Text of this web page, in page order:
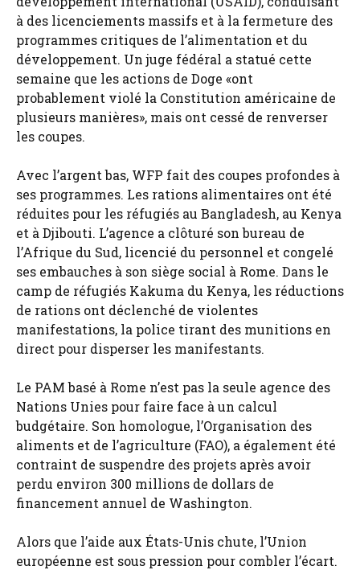
à des licenciements massifs et à la fermeture des
programmes critiques de l’alimentation et du
développement. Un juge fédéral a statué cette
semaine que les actions de Doge «ont
probablement violé la Constitution américaine de
plusieurs manières», mais ont cessé de renverser
les coupes.
Avec l’argent bas, WFP fait des coupes profondes à
ses programmes. Les rations alimentaires ont été
réduites pour les réfugiés au Bangladesh, au Kenya
et à Djibouti. L’agence a clôturé son bureau de
l’Afrique du Sud, licencié du personnel et congelé
ses embauches à son siège social à Rome. Dans le
camp de réfugiés Kakuma du Kenya, les réductions
de rations ont déclenché de violentes
manifestations, la police tirant des munitions en
direct pour disperser les manifestants.
Le PAM basé à Rome n’est pas la seule agence des
Nations Unies pour faire face à un calcul
budgétaire. Son homologue, l’Organisation des
aliments et de l’agriculture (FAO), a également été
contraint de suspendre des projets après avoir
perdu environ 300 millions de dollars de
financement annuel de Washington.
Alors que l’aide aux États-Unis chute, l’Union
européenne est sous pression pour combler l’écart.